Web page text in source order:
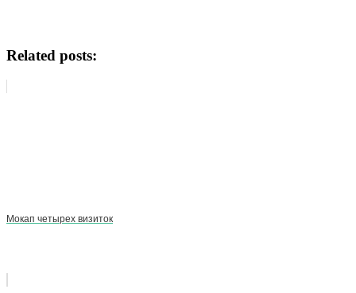
Related posts:
Мокап четырех визиток